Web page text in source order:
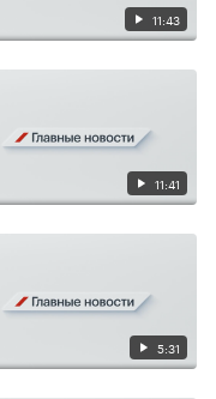
11:43
11:41
5:31